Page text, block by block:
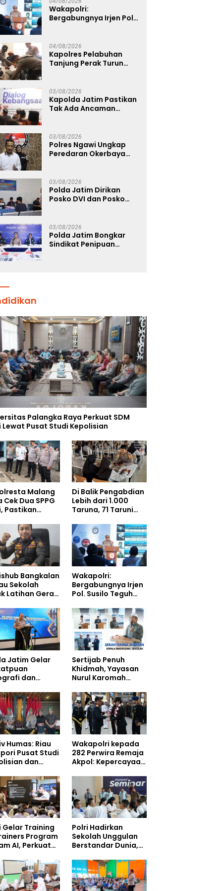
Wakapolri:
Bergabungnya Irjen Pol.
Nasional Pusat Studi
Kepolisian
04/08/2026
Kapolres Pelabuhan
Tanjung Perak Turun
Kebakaran KM Mutiara
Sentosa 2 Berjalan
Maksimal
03/08/2026
Kapolda Jatim Pastikan
Tak Ada Ancaman
Percaya Hoaks
03/08/2026
Polres Ngawi Ungkap
Peredaran Okerbaya
03/08/2026
Polda Jatim Dirikan
Posko DVI dan Posko
Sentosa II
03/08/2026
Polda Jatim Bongkar
Sindikat Penipuan
Palangka Raya Perkuat SDM
Lewat Pusat Studi Kepolisian
Malang
Cek Dua SPPG
Pastikan
Limbah
Optimal
Di Balik Pengabdian
Lebih dari 1.000
Taruna, 71 Taruni
Pembentukan
Karakter Siswa
Sekolah Rakyat
Bangkalan
Sekolah
Latihan Gerak
Wakapolri:
Bergabungnya Irjen
Pol. Susilo Teguh
Perkuat Jejaring
Nasional Pusat
Studi Kepolisian
Jatim Gelar
dan
di Era
Sertijab Penuh
Khidmah, Yayasan
Nurul Karomah
Demisioner Voucher
Umrah
Humas: Riau
Pusat Studi
dan
Masuki
Baru
Wakapolri kepada
282 Perwira Remaja
Akpol: Kepercayaan
Dibangun dari
Integritas
Gelar Training
Program
AI, Perkuat
Polri Hadirkan
Sekolah Unggulan
Berstandar Dunia,
Tempati Kampus